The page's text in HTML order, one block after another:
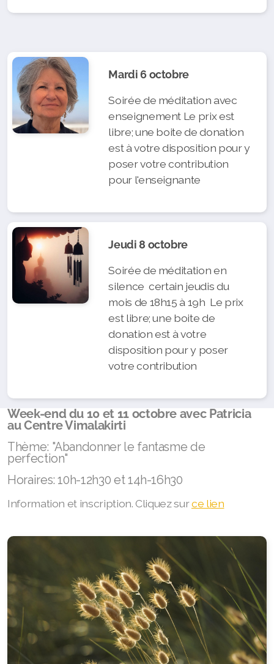
Mardi 6 octobre
Soirée de méditation avec
enseignement Le prix est
libre; une boite de donation
est à votre disposition pour y
poser votre contribution
pour l'enseignante
Jeudi 8 octobre
Soirée de méditation en
silence certain jeudis du
mois de 18h15 à 19h Le prix
est libre; une boite de
donation est à votre
disposition pour y poser
votre contribution
Week-end du 10 et 11 octobre avec Patricia
au Centre Vimalakirti
Thème: "Abandonner le fantasme de
perfection"
Horaires: 10h-12h30 et 14h-16h30
Information et inscription. Cliquez surce lien